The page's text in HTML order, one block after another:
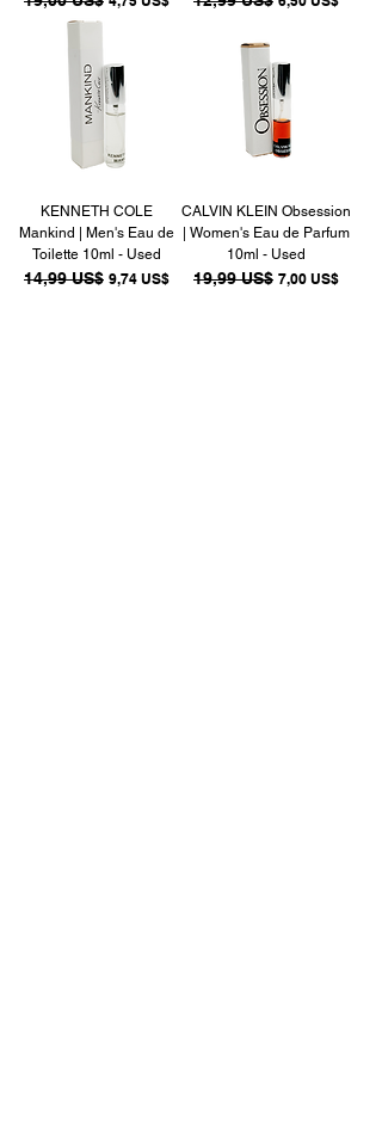
KENNETH COLE
Mankind | Men's Eau de
Toilette 10ml - Used
Precio
14,99 US$ Precio de oferta
9,74 US$
CALVIN KLEIN Obsession
| Women's Eau de Parfum
10ml - Used
Precio
19,99 US$ Precio de oferta
7,00 US$